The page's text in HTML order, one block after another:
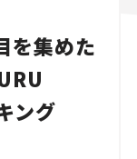
を集めた
ング